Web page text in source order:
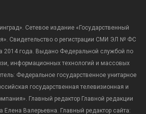
Сетевое издание «Государственный
Свидетельство о регистрации СМИ ЭЛ № ФС
2014 года. Выдано Федеральной службой по
информационных технологий и массовых
Федеральное государственное унитарное
государственная телевизионная и
Главный редактор Главной редакции
Елена Валерьевна. Главный редактор сайта: